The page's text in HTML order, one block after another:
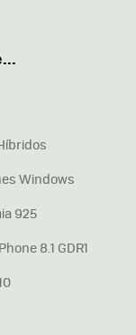
Windows
925
8.1 GDR1